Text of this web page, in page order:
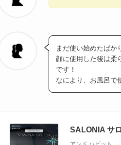
まだ使い始めたばか
顔に使用した後は柔
です！
なにより、お風呂で
SALONIA サ